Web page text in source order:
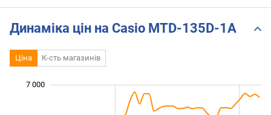
Динаміка цін на Casio MTD-135D-1A
Ціна К-сть магазинів
7 000